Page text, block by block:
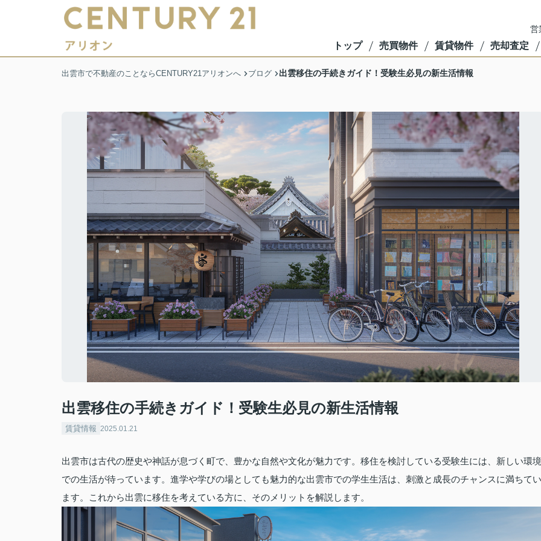
営
トップ 売買物件 賃貸物件 売却査定
出雲市で不動産のことならCENTURY21アリオンへ ブログ 出雲移住の手続きガイド！受験生必見の新生活情報
出雲移住の手続きガイド！受験生必見の新生活情報
賃貸情報 2025.01.21
出雲市は古代の歴史や神話が息づく町で、豊かな自然や文化が魅力です。移住を検討している受験生には、新しい環境
での生活が待っています。進学や学びの場としても魅力的な出雲市での学生生活は、刺激と成長のチャンスに満ちてい
ます。これから出雲に移住を考えている方に、そのメリットを解説します。